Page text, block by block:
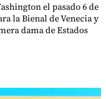
el pasado 6 de
la Bienal de Venecia y
dama de Estados